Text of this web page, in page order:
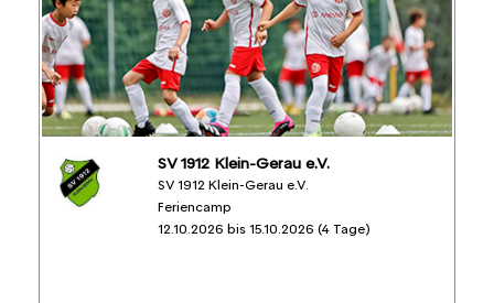
SV 1912 Klein-Gerau e.V.
SV 1912 Klein-Gerau e.V.
Feriencamp
12.10.2026 bis 15.10.2026 (4 Tage)